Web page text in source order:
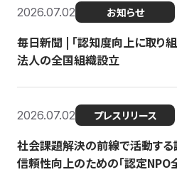
2026.07.02 お知らせ
毎日新聞 | 「認知度向上に取り
法人の全国組織設立
2026.07.02 プレスリリース
社会課題解決の前線で活動す
信頼性向上のための「認定NPO